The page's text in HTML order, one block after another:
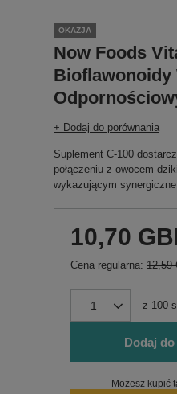
OKAZJA
Now Foods
Bioflawonoidy
+ Dodaj do porównania
Suplement C-100
połączeniu z owocem
wykazującym synergiczne
10,70
Cena regularna: 12,59
z 100
Dodaj
Możesz kupić